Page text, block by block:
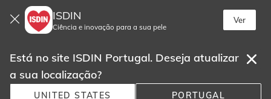
ISDIN
Ciência e inovação para a sua pele
Ver
Está no site ISDIN Portugal. Deseja atualizar
a sua localização?
UNITED STATES PORTUGAL